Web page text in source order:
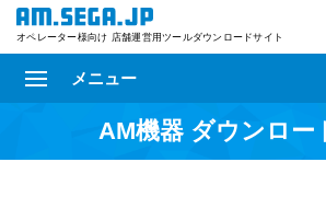
オペレーター様向け 店舗運営用ツールダウンロードサイト
メニュー
AM機器 ダウンロー